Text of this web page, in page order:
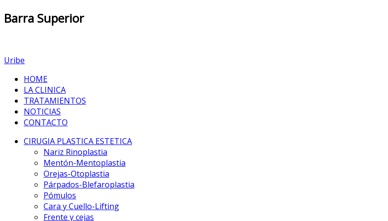
Barra Superior
Uribe
HOME
LA CLINICA
TRATAMIENTOS
NOTICIAS
CONTACTO
CIRUGIA PLASTICA ESTETICA
Nariz Rinoplastia
Mentón-Mentoplastia
Orejas-Otoplastia
Párpados-Blefaroplastia
Pómulos
Cara y Cuello-Lifting
Frente y cejas